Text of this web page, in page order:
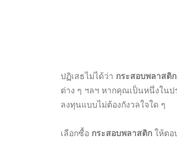
ปฏิเสธไม่ได้ว่า กระสอบพลาสติก
ต่าง ๆ ฯลฯ หากคุณเป็นหนึ่งใน
ลงทุนแบบไม่ต้องกังวลใจใด ๆ
เลือกซื้อ กระสอบพลาสติก ให้ตอ